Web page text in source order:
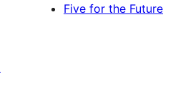
Five for the Future